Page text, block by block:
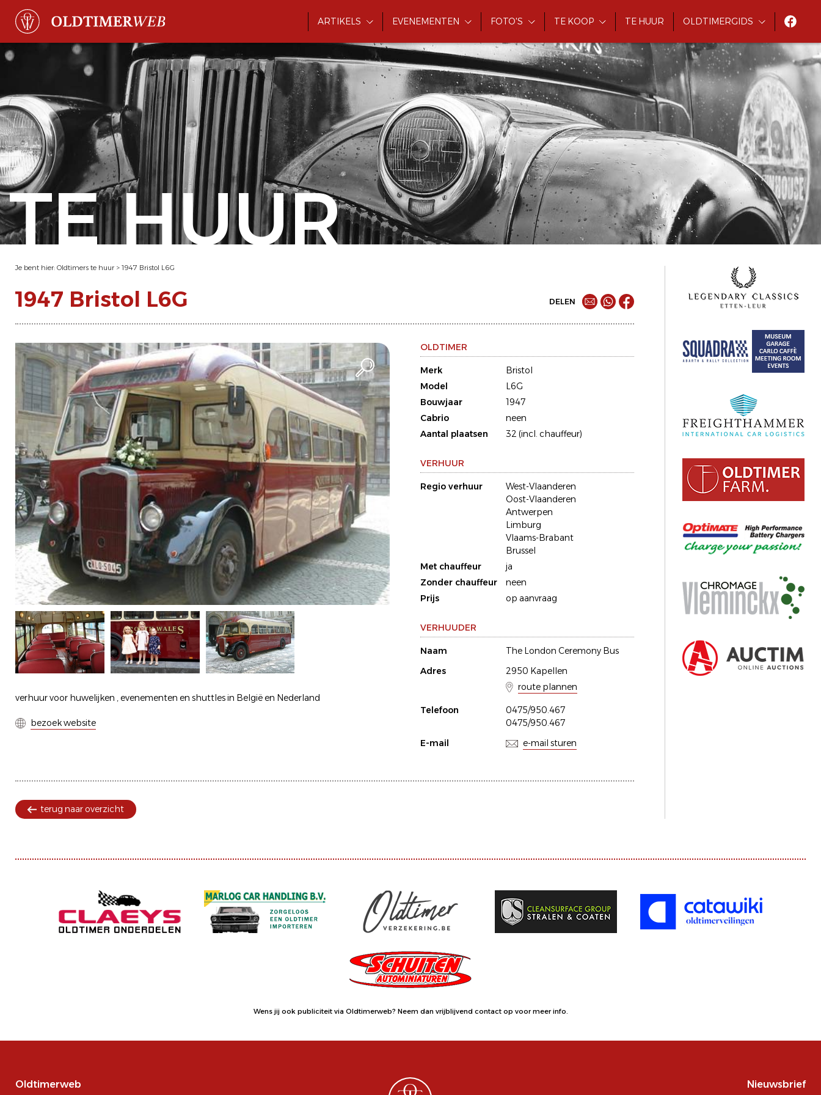
ARTIKELS EVENEMENTEN FOTO'S TE KOOP TE HUUR OLDTIMERGIDS
TE HUUR
Je bent hier: Oldtimers te huur > 1947 Bristol L6G
1947 Bristol L6G DELEN
verhuur voor huwelijken , evenementen en shuttles in België en Nederland
bezoek website
OLDTIMER
Merk
Bristol
Model
L6G
Bouwjaar
1947
Cabrio
neen
Aantal plaatsen
32 (incl. chauffeur)
VERHUUR
Regio verhuur
West-Vlaanderen
Oost-Vlaanderen
Antwerpen
Limburg
Vlaams-Brabant
Brussel
Met chauffeur
ja
Zonder chauffeur
neen
Prijs
op aanvraag
VERHUUDER
Naam
The London Ceremony Bus
Adres
2950 Kapellen
route plannen
Telefoon
0475/950.467
0475/950.467
E-mail
e-mail sturen
terug naar overzicht
Wens jij ook publiciteit via Oldtimerweb? Neem dan vrijblijvend contact op voor meer info.
Oldtimerweb Nieuwsbrief